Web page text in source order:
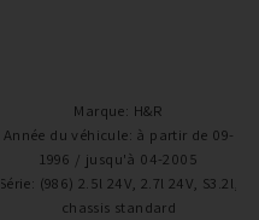
Marque: H&R
Année du véhicule: à partir de 09-
1996 / jusqu'à 04-2005
Série: (986) 2.5l 24V, 2.7l 24V, S3.2l,
chassis standard